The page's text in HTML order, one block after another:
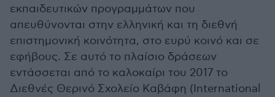
εκπαιδευτικών προγραμμάτων που
απευθύνονται στην ελληνική και τη διεθνή
επιστημονική κοινότητα, στο ευρύ κοινό και σε
εφήβους. Σε αυτό το πλαίσιο δράσεων
εντάσσεται από το καλοκαίρι του 2017 το
Διεθνές Θερινό Σχολείο Καβάφη (International